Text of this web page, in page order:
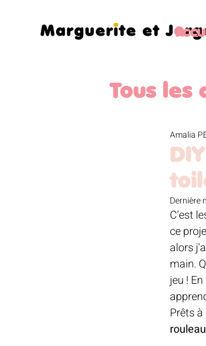
Tous les
Amalia
Dernière
C'est
ce
alors
main.
jeu !
Prêts